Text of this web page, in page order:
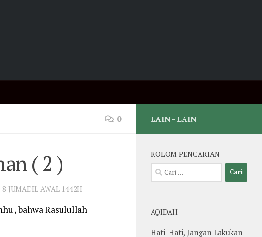
0
( 2 )
8 JUMADIL AWAL 1442H
, bahwa Rasulullah
LAIN - LAIN
KOLOM PENCARIAN
Cari
untuk:
AQIDAH
Hati-Hati, Jangan Lakukan